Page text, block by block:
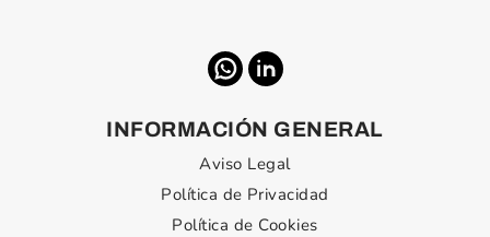
INFORMACIÓN GENERAL
Aviso Legal
Política de Privacidad
Política de Cookies